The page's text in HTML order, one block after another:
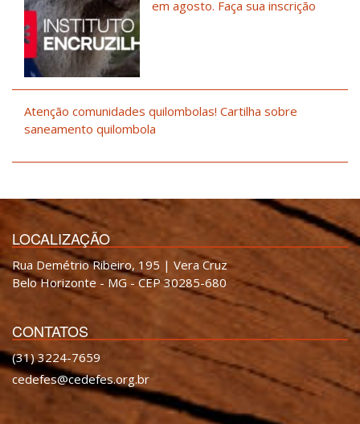
em agosto. Faça sua inscrição
Atenção comunidades quilombolas! Cartilha sobre
saneamento quilombola
LOCALIZAÇÃO
Rua Demétrio Ribeiro, 195 | Vera Cruz
Belo Horizonte - MG - CEP 30285-680
CONTATOS
(31) 3224-7659
cedefes@cedefes.org.br